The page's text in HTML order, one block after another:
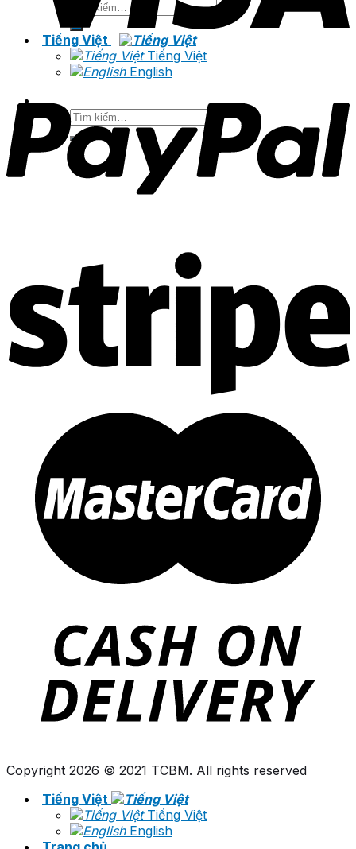
kiếm:
Tiếng Việt
Tiếng Việt
English
Tìm
kiếm:
Copyright 2026 © 2021 TCBM. All rights reserved
Tiếng Việt
Tiếng Việt
English